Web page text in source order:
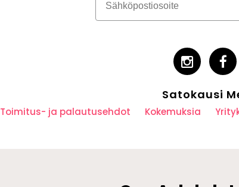
Satokausi
Toimitus- ja palautusehdot Kokemuksia